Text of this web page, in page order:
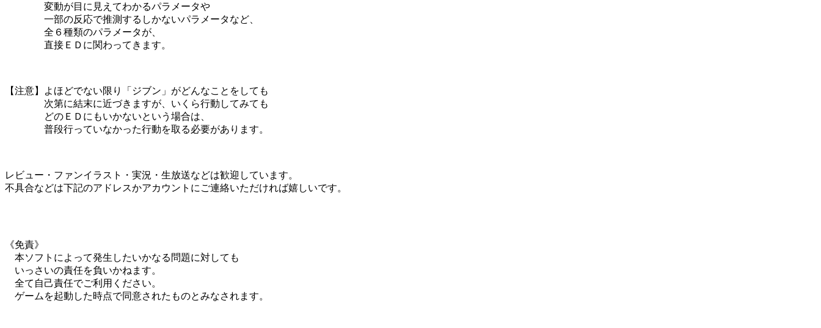
変動が目に見えてわかるパラメータや
一部の反応で推測するしかないパラメータなど、
全６種類のパラメータが、
直接ＥＤに関わってきます。
【注意】よほどでない限り「ジブン」がどんなことをしても
次第に結末に近づきますが、いくら行動してみても
どのＥＤにもいかないという場合は、
普段行っていなかった行動を取る必要があります。
レビュー・ファンイラスト・実況・生放送などは歓迎しています。
不具合などは下記のアドレスかアカウントにご連絡いただければ嬉しいです。
《免責》
本ソフトによって発生したいかなる問題に対しても
いっさいの責任を負いかねます。
全て自己責任でご利用ください。
ゲームを起動した時点で同意されたものとみなされます。